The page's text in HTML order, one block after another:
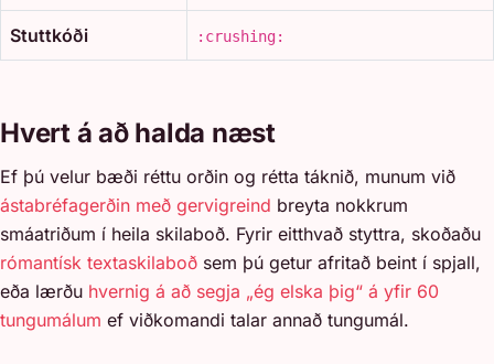
Stuttkóði :crushing:
Hvert á að halda næst
Ef þú velur bæði réttu orðin og rétta táknið, munum við
ástabréfagerðin með gervigreind breyta nokkrum
smáatriðum í heila skilaboð. Fyrir eitthvað styttra, skoðaðu
rómantísk textaskilaboð sem þú getur afritað beint í spjall,
eða lærðu hvernig á að segja „ég elska þig“ á yfir 60
tungumálum ef viðkomandi talar annað tungumál.